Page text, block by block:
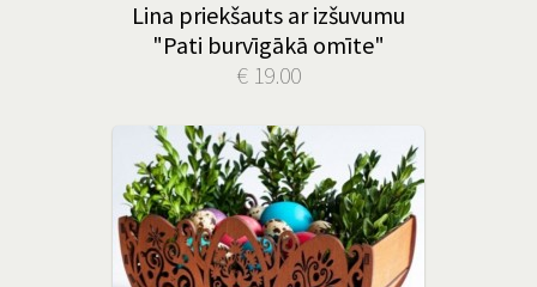
Lina priekšauts ar izšuvumu
"Pati burvīgākā omīte"
€ 19.00